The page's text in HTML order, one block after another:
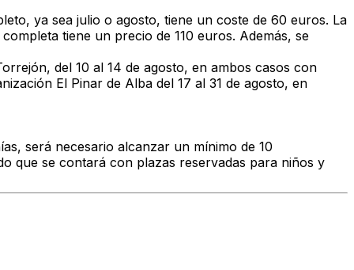
ya sea julio o agosto, tiene un coste de 60 euros. La
tiene un precio de 110 euros. Además, se
del 10 al 14 de agosto, en ambos casos con
El Pinar de Alba del 17 al 31 de agosto, en
será necesario alcanzar un mínimo de 10
que se contará con plazas reservadas para niños y